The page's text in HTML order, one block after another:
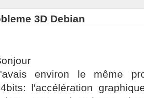
3D Debian
environ le même
l'accélération